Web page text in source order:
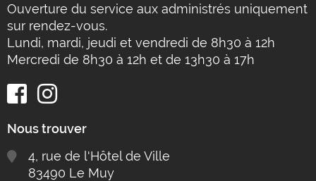
Ouverture du service aux administrés uniquement
sur rendez-vous.
Lundi, mardi, jeudi et vendredi de 8h30 à 12h
Mercredi de 8h30 à 12h et de 13h30 à 17h
Nous trouver
4, rue de l'Hôtel de Ville
83490 Le Muy